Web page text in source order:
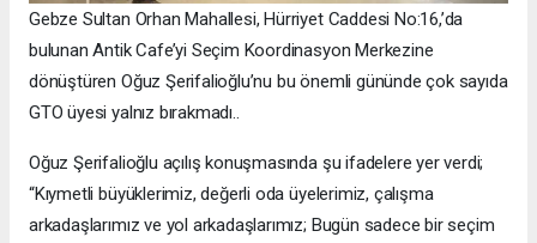
Gebze Sultan Orhan Mahallesi, Hürriyet Caddesi No:16,’da
bulunan Antik Cafe’yi Seçim Koordinasyon Merkezine
dönüştüren Oğuz Şerifalioğlu’nu bu önemli gününde çok sayıda
GTO üyesi yalnız bırakmadı..
Oğuz Şerifalioğlu açılış konuşmasında şu ifadelere yer verdi;
“Kıymetli büyüklerimiz, değerli oda üyelerimiz, çalışma
arkadaşlarımız ve yol arkadaşlarımız; Bugün sadece bir seçim